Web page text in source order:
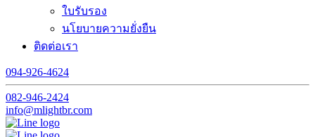
ใบรับรอง
นโยบายความยั่งยืน
ติดต่อเรา
094-926-4624
082-946-2424
info@mlightbr.com